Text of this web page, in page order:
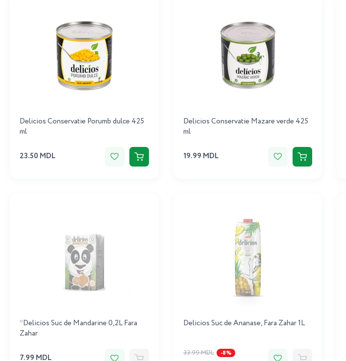
Delicios Conservatie Porumb dulce 425
ml
23.50 MDL
Delicios Conservatie Mazare verde 425
ml
19.99 MDL
*Delicios Suc de Mandarine 0,2L Fara
Zahar
7.99 MDL
Delicios Suc de Ananase, Fara Zahar 1L
33.99 MDL -8%